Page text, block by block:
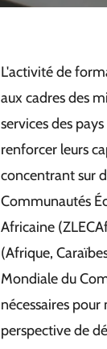
L'activité de
aux cadres des
services des
renforcer leurs
concentrant sur
Communautés
Africaine
(Afrique,
Mondiale du
nécessaires
perspective de